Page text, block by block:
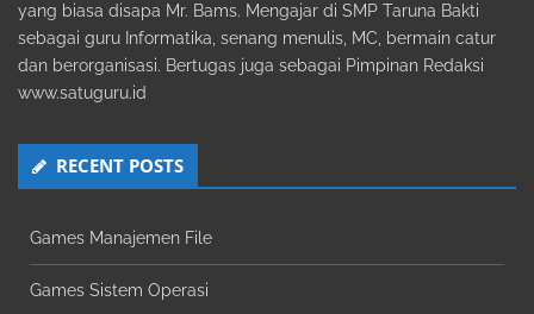
yang biasa disapa Mr. Bams. Mengajar di SMP Taruna Bakti
sebagai guru Informatika, senang menulis, MC, bermain catur
dan berorganisasi. Bertugas juga sebagai Pimpinan Redaksi
www.satuguru.id
RECENT POSTS
Games Manajemen File
Games Sistem Operasi